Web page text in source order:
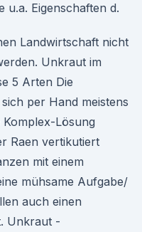
Eigenschaften d.
Landwirtschaft nicht
Unkraut im
5 Arten Die
per Hand meistens
Lösung
Raen vertikutiert
mit einem
mühsame Aufgabe/
auch einen
Unkraut -